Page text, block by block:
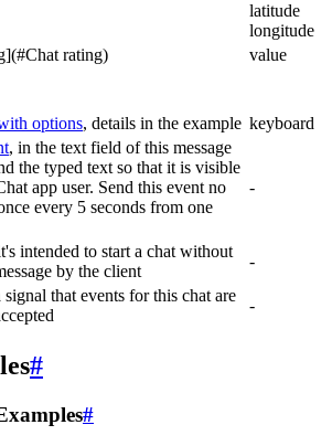
latitude
longitude
rating)
value
options, details in the example keyboard
, in the text field of this message
the typed text so that it is visible
app user. Send this event no
every 5 seconds from one
-
intended to start a chat without
by the client
-
signal that events for this chat are
-
#
#